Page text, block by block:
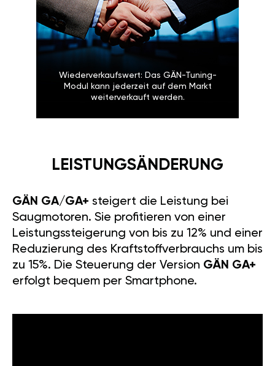
Wiederverkaufswert: Das GÄN-Tuning-
Modul kann jederzeit auf dem Markt
weiterverkauft werden.
LEISTUNGSÄNDERUNG
GÄN GA/GA+ steigert die Leistung bei
Saugmotoren. Sie profitieren von einer
Leistungssteigerung von bis zu 12% und einer
Reduzierung des Kraftstoffverbrauchs um bis
zu 15%. Die Steuerung der Version GÄN GA+
erfolgt bequem per Smartphone.